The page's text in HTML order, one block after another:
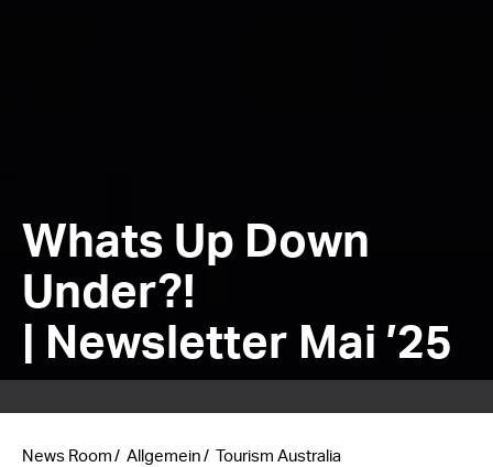
Whats Up Down
Under?!
| Newsletter Mai ’25
News Room Allgemein Tourism Australia